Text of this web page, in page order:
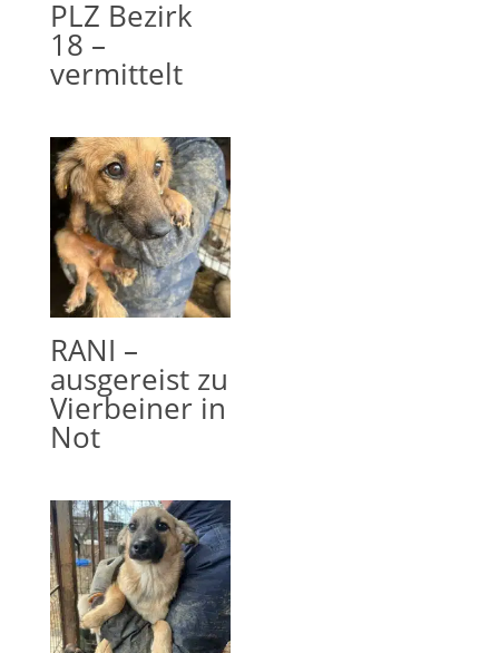
PLZ Bezirk
18 –
vermittelt
RANI –
ausgereist zu
Vierbeiner in
Not